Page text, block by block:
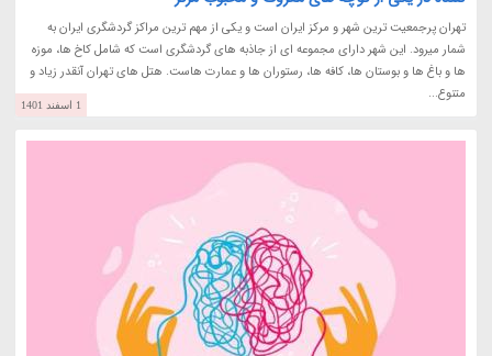
تهران پرجمعیت ترین شهر و مرکز ایران است و یکی از مهم ترین مراکز گردشگری ایران به
شمار میرود. این شهر دارای مجموعه ای از جاذبه های گردشگری است که شامل کاخ ها، موزه
ها و باغ ها و بوستان ها، کافه ها، رستوران ها و عمارت هاست. هتل های تهران آنقدر زیاد و
متنوع...
1 اسفند 1401